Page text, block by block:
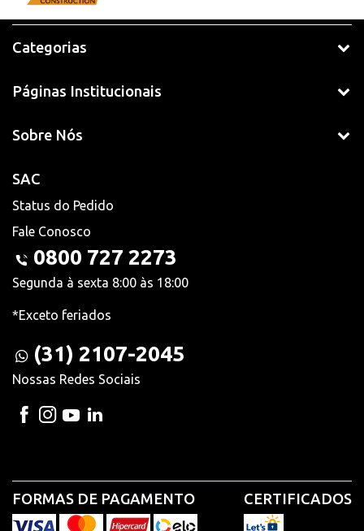
Categorias
Páginas Institucionais
Sobre Nós
SAC
Status do Pedido
Fale Conosco
0800 727 2273
Segunda à sexta 8:00 às 18:00
*Exceto feriados
(31) 2107-2045
Nossas Redes Sociais
FORMAS DE PAGAMENTO CERTIFICADOS